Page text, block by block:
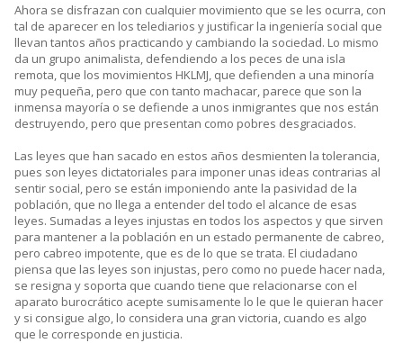
Ahora se disfrazan con cualquier movimiento que se les ocurra, con
tal de aparecer en los telediarios y justificar la ingeniería social que
llevan tantos años practicando y cambiando la sociedad. Lo mismo
da un grupo animalista, defendiendo a los peces de una isla
remota, que los movimientos HKLMJ, que defienden a una minoría
muy pequeña, pero que con tanto machacar, parece que son la
inmensa mayoría o se defiende a unos inmigrantes que nos están
destruyendo, pero que presentan como pobres desgraciados.
Las leyes que han sacado en estos años desmienten la tolerancia,
pues son leyes dictatoriales para imponer unas ideas contrarias al
sentir social, pero se están imponiendo ante la pasividad de la
población, que no llega a entender del todo el alcance de esas
leyes. Sumadas a leyes injustas en todos los aspectos y que sirven
para mantener a la población en un estado permanente de cabreo,
pero cabreo impotente, que es de lo que se trata. El ciudadano
piensa que las leyes son injustas, pero como no puede hacer nada,
se resigna y soporta que cuando tiene que relacionarse con el
aparato burocrático acepte sumisamente lo le que le quieran hacer
y si consigue algo, lo considera una gran victoria, cuando es algo
que le corresponde en justicia.